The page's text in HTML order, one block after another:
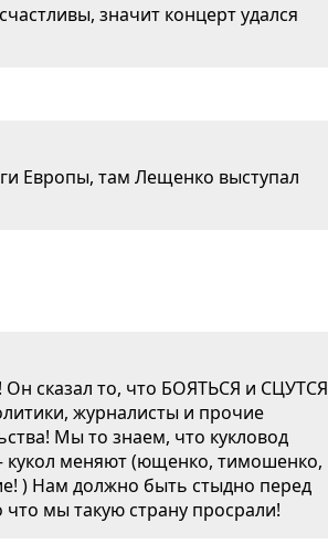
значит концерт удался
Европы, там Лещенко выступал
сказал то, что БОЯТЬСЯ и СЦУТСЯ
журналисты и прочие
Мы то знаем, что кукловод
меняют (ющенко, тимошенко,
) Нам должно быть стыдно перед
мы такую страну просрали!